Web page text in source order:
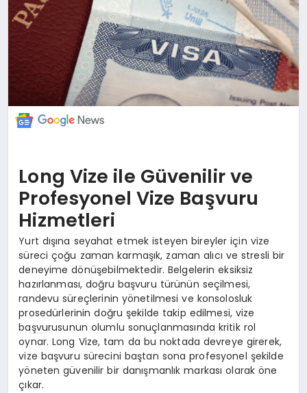
Long Vize ile Güvenilir ve
Profesyonel Vize Başvuru
Hizmetleri
Yurt dışına seyahat etmek isteyen bireyler için vize
süreci çoğu zaman karmaşık, zaman alıcı ve stresli bir
deneyime dönüşebilmektedir. Belgelerin eksiksiz
hazırlanması, doğru başvuru türünün seçilmesi,
randevu süreçlerinin yönetilmesi ve konsolosluk
prosedürlerinin doğru şekilde takip edilmesi, vize
başvurusunun olumlu sonuçlanmasında kritik rol
oynar. Long Vize, tam da bu noktada devreye girerek,
vize başvuru sürecini baştan sona profesyonel şekilde
yöneten güvenilir bir danışmanlık markası olarak öne
çıkar.